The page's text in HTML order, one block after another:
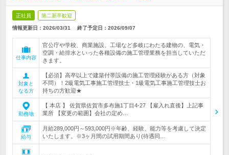
正社員 第二新卒歓迎
情報更新日：2026/03/31 終了予定日： 2026/09/07
仕事内容
官公庁や学校、商業施設、工場など多岐にわたる建物の、電気・
空調・給排水といった各種設備の施工管理業務を担当していただ
きます。
対象と
なる方
【必須】高卒以上で建築付帯設備の施工管理経験がある方（対象
不問）！2級電気工事施工管理技士・1級電気工事施工管理技士お
持ちの方歓迎★
勤務地
【 本店 】 佐賀県佐賀市多布施1丁目4-27 【雇入れ直後】上記事
業所 【変更の範囲】会社の定め…
給与
月給289,000円～593,000円※年齢、経験、能力等を考慮して決定
いたします。※3ヶ月間の試用期間あり(待遇同…